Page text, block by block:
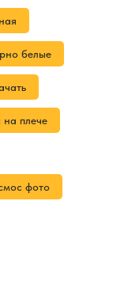
белые
на плече
фото